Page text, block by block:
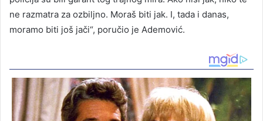
ne razmatra za ozbiljno. Moraš biti jak. I, tada i danas,
moramo biti još jači“, poručio je Ademović.